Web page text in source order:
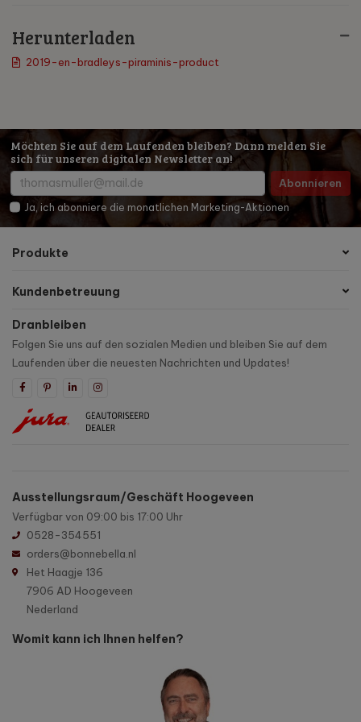
Herunterladen
2019-en-bradleys-piraminis-product
Möchten Sie auf dem Laufenden bleiben? Dann melden Sie
sich für unseren digitalen Newsletter an!
Abonnieren
Ja, ich abonniere die monatlichen Marketing-Aktionen
Produkte
Kundenbetreuung
Dranbleiben
Folgen Sie uns auf den sozialen Medien und bleiben Sie auf dem
Laufenden über die neuesten Nachrichten und Updates!
Ausstellungsraum/Geschäft Hoogeveen
Verfügbar von 09:00 bis 17:00 Uhr
0528-354551
orders@bonnebella.nl
Het Haagje 136
7906 AD Hoogeveen
Nederland
Womit kann ich Ihnen helfen?